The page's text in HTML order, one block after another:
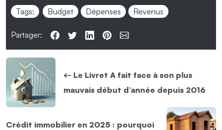
Tags: Budget Dépenses Revenus
Partager:
Le Livret A fait face à son plus
mauvais début d’année depuis 2016
Crédit immobilier en 2025 : pourquoi